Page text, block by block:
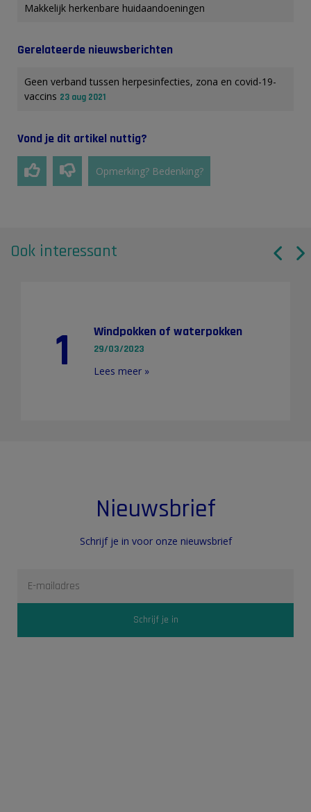
Makkelijk herkenbare huidaandoeningen
Gerelateerde nieuwsberichten
Geen verband tussen herpesinfecties, zona en covid-19-
vaccins 23 aug 2021
Vond je dit artikel nuttig?
Opmerking? Bedenking?
Ook interessant
1 Windpokken of waterpokken
29/03/2023
Lees meer »
Nieuwsbrief
Schrijf je in voor onze nieuwsbrief